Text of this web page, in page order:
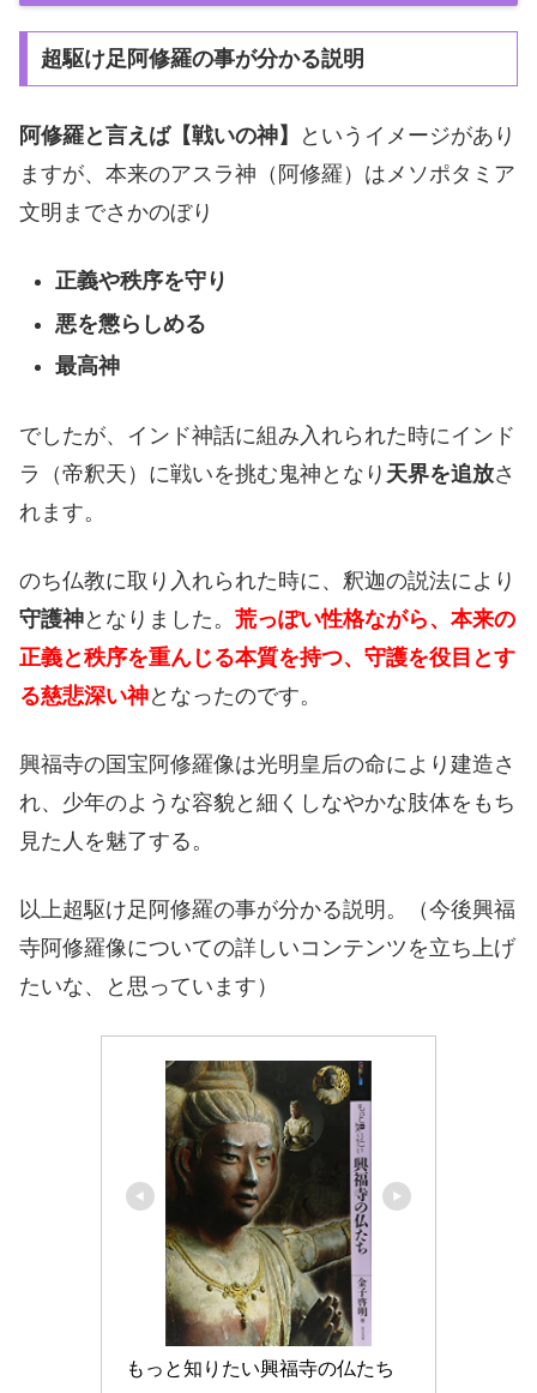
超駆け足阿修羅の事が分かる説明
阿修羅と言えば【戦いの神】
というイメージがあり
ますが、本来のアスラ神（阿修羅）はメソポタミア
文明までさかのぼり
正義や秩序を守り
悪を懲らしめる
最高神
でしたが、インド神話に組み入れられた時にインド
ラ（帝釈天）に戦いを挑む鬼神となり 天界を追放さ
れます。
のち仏教に取り入れられた時に、釈迦の説法により
守護神となりました。 荒っぽい性格ながら、本来の
正義と秩序を重んじる本質を持つ、守護を役目とす
る慈悲深い神となったのです。
興福寺の国宝阿修羅像は光明皇后の命により建造さ
れ、少年のような容貌と細くしなやかな肢体をもち
見た人を魅了する。
以上超駆け足阿修羅の事が分かる説明。（今後興福
寺阿修羅像についての詳しいコンテンツを立ち上げ
たいな、と思っています）
もっと知りたい興福寺の仏たち